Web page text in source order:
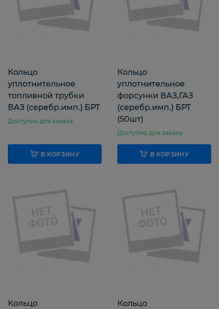
Кольцо
уплотнительное
топливной трубки
ВАЗ (серебр.имп.) БРТ
Доступно для заказа
В КОРЗИНУ
Кольцо
уплотнительное
форсунки ВАЗ,ГАЗ
(серебр.имп.) БРТ
(50шт)
Доступно для заказа
В КОРЗИНУ
Кольцо
Кольцо